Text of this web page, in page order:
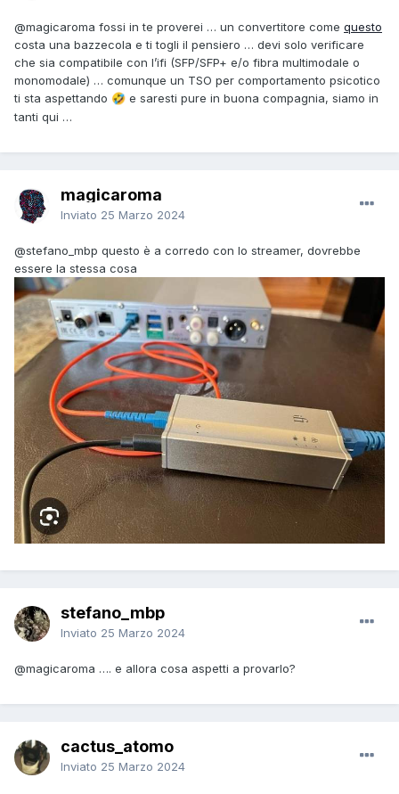
@magicaroma fossi in te proverei … un convertitore come questo
costa una bazzecola e ti togli il pensiero … devi solo verificare
che sia compatibile con l’ifi (SFP/SFP+ e/o fibra multimodale o
monomodale) … comunque un TSO per comportamento psicotico
ti sta aspettando 🤣 e saresti pure in buona compagnia, siamo in
tanti qui …
magicaroma
Inviato 25 Marzo 2024
@stefano_mbp questo è a corredo con lo streamer, dovrebbe
essere la stessa cosa
stefano_mbp
Inviato 25 Marzo 2024
@magicaroma …. e allora cosa aspetti a provarlo?
cactus_atomo
Inviato 25 Marzo 2024